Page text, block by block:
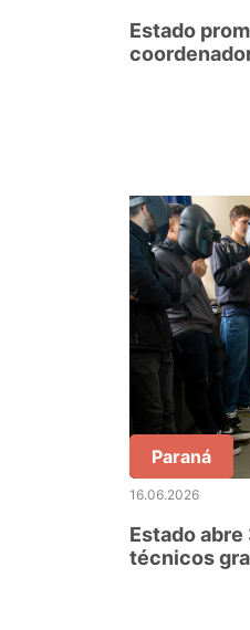
Estado
Paraná
16.06.2026
Estado
técnicos